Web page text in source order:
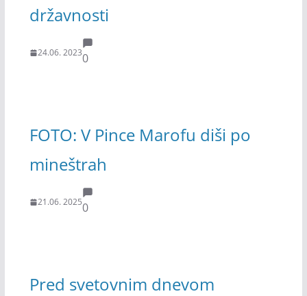
državnosti
24.06. 20230
FOTO: V Pince Marofu diši po
mineštrah
21.06. 20250
Pred svetovnim dnevom